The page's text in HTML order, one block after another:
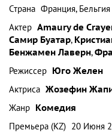
Страна Франция, Бельгия
Актер Amaury de
Самир Буатар,
Бенжамен Лаверн,
Режиссер Юго Желен
Актриса Жозефин
Жанр Комедия
Премьера (KZ) 20 Июня